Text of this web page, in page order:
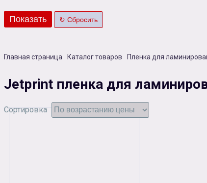
Главная страница Каталог товаров Пленка для
Jetprint пленка для
Сортировка